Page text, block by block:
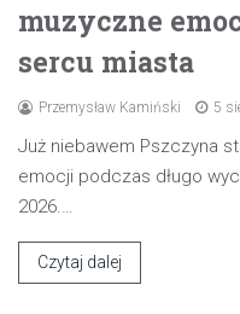
muzyczne
sercu miasta
Przemysław Kamiński 5
Już niebawem Pszczyna
emocji podczas długo
2026.…
Czytaj dalej